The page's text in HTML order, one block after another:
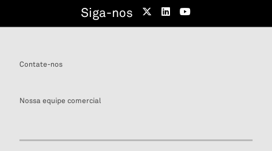
Siga-nos
Contate-nos
Nossa equipe comercial